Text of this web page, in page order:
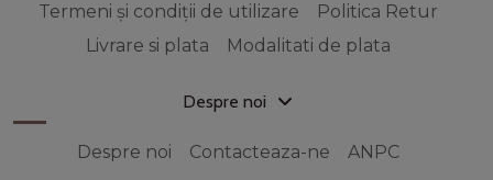
Termeni și condiții de utilizare
Politica Retur
Livrare si plata
Modalitati de plata
Despre noi
Despre noi Contacteaza-ne ANPC